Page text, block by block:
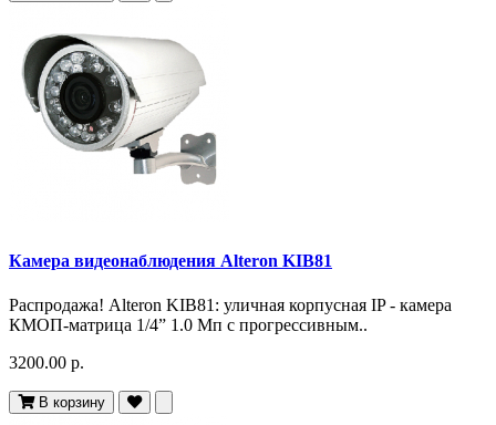
Камера видеонаблюдения Alteron KIB81
Распродажа! Alteron KIB81: уличная корпусная IP - камера
КМОП-матрица 1/4” 1.0 Мп с прогрессивным..
3200.00 р.
В корзину